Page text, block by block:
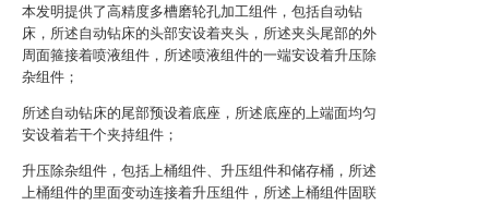
本发明提供了高精度多槽磨轮孔加工组件，包括自动钻
床，所述自动钻床的头部安设着夹头，所述夹头尾部的外
周面箍接着喷液组件，所述喷液组件的一端安设着升压除
杂组件；
所述自动钻床的尾部预设着底座，所述底座的上端面均匀
安设着若干个夹持组件；
升压除杂组件，包括上桶组件、升压组件和储存桶，所述
上桶组件的里面变动连接着升压组件，所述上桶组件固联